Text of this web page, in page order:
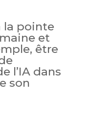
la pointe
et
être
l’IA dans
son